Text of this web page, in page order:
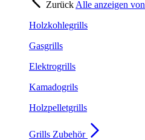
Zurück Alle anzeigen von
Holzkohlegrills
Gasgrills
Elektrogrills
Kamadogrils
Holzpelletgrills
Grills Zubehör